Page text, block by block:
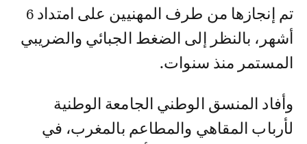
تم إنجازها من طرف المهنيين على امتداد 6
أشهر، بالنظر إلى الضغط الجبائي والضريبي
المستمر منذ سنوات.
وأفاد المنسق الوطني الجامعة الوطنية
لأرباب المقاهي والمطاعم بالمغرب، في